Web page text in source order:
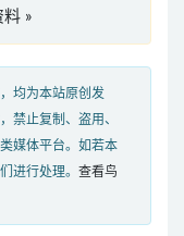
»
均为本站原创发
禁止复制、盗用、
媒体平台。如若本
进行处理。 查看鸟